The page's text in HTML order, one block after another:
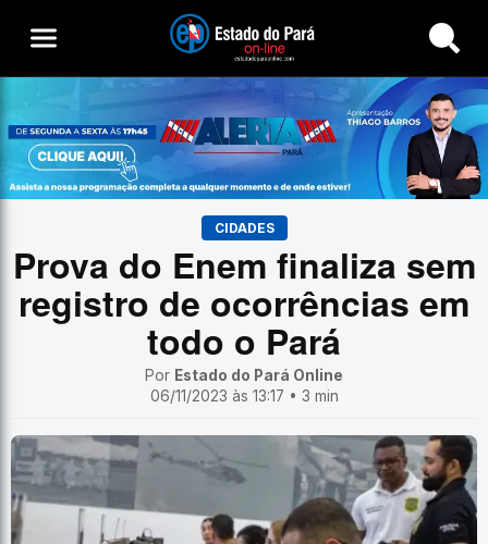
Buscar
CIDADES
Prova do Enem finaliza sem
registro de ocorrências em
todo o Pará
Por Estado do Pará Online
06/11/2023 às 13:17 • 3 min